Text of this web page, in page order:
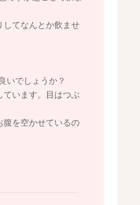
してなんとか飲ませ
いでしょうか？
ています。目はつぶ
腹を空かせているの